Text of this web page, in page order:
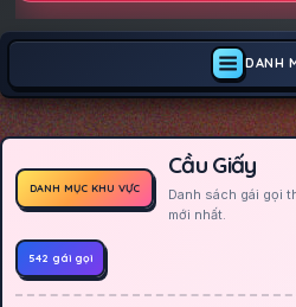
DANH
DANH MỤC KHU VỰC
Cầu Giấy
Danh sách gái gọi
mới nhất.
542 gái gọi